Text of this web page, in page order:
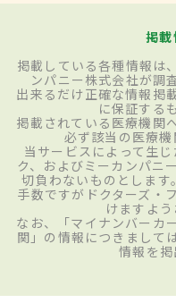
掲載
掲載している各種情報は
ンパニー株式会社が調
出来るだけ正確な情報掲
に保証する
掲載されている医療機関
必ず該当の医療機
当サービスによって生
ク、およびミーカンパニ
切負わないものとしま
手数ですがドクターズ・
けますよう
なお、「マイナンバーカ
関」の情報につきまして
情報を掲